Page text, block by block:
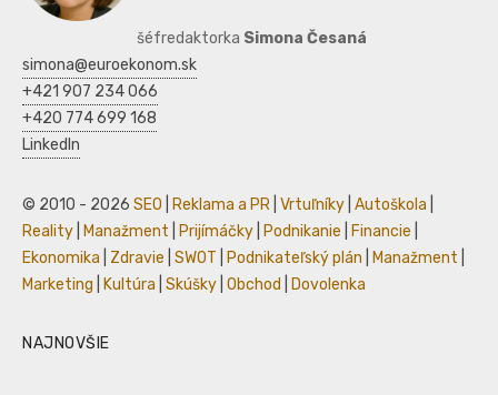
šéfredaktorka Simona Česaná
simona@euroekonom.sk
+421 907 234 066
+420 774 699 168
LinkedIn
© 2010 - 2026 SEO Reklama a PR Vrtuľníky Autoškola
Reality
Manažment Prijímáčky Podnikanie Financie
Ekonomika
Zdravie SWOT Podnikateľský plán Manažment
Marketing
Kultúra Skúšky Obchod Dovolenka
NAJNOVŠIE